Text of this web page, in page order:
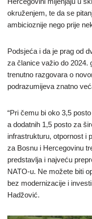
okruženjem, te da se
ambicioznije nego prije
Podsjeća i da je prag od
za članice važio do 2024.
trenutno razgovara o
podrazumijeva znatno
“Pri čemu bi oko 3,5
a dodatnih 1,5 posto za
infrastrukturu, otpornost i
za Bosnu i Hercegovinu
predstavlja i najveću
NATO-u. Ne možete biti
bez modernizacije i
Hadžović.